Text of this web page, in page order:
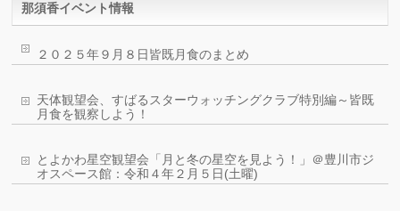
那須香イベント情報
２０２５年９月８日皆既月食のまとめ
天体観望会、すばるスターウォッチングクラブ特別編～皆既
月食を観察しよう！
とよかわ星空観望会「月と冬の星空を見よう！」＠豊川市ジ
オスペース館：令和４年２月５日(土曜)